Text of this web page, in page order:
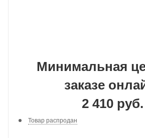
Минимальная
заказе
2 410 руб.
Товар распродан